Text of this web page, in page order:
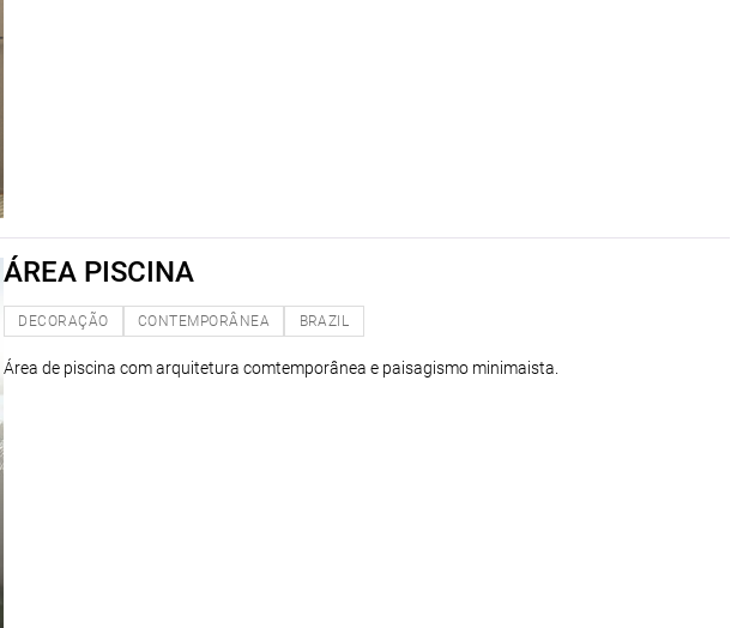
ÁREA PISCINA
DECORAÇÃO CONTEMPORÂNEA BRAZIL
Área de piscina com arquitetura comtemporânea e paisagismo minimaista.